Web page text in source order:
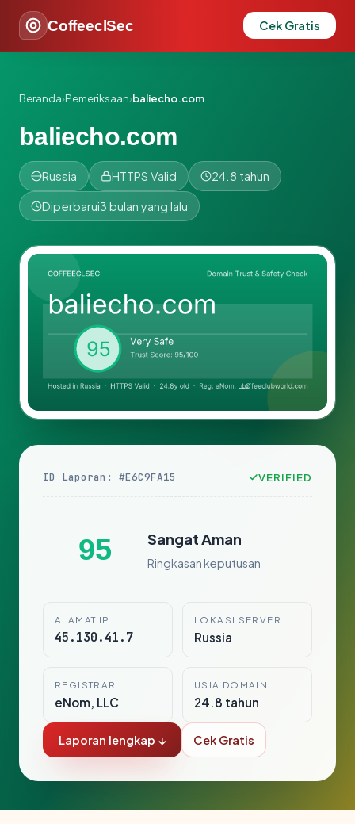
CoffeeclSec Cek Gratis
Beranda›Pemeriksaan›baliecho.com
baliecho.com
Russia HTTPS Valid 24.8 tahun
Diperbarui3 bulan yang lalu
ID Laporan: #E6C9FA15 VERIFIED
95 Sangat Aman
Ringkasan keputusan
ALAMAT IP
45.130.41.7
LOKASI SERVER
Russia
REGISTRAR
eNom, LLC
USIA DOMAIN
24.8 tahun
Laporan lengkap ↓ Cek Gratis